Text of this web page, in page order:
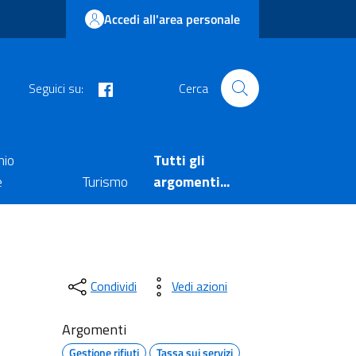
Accedi all'area personale
Seguici su: Cerca
Turismo
Tutti gli
argomenti...
Condividi Vedi azioni
Argomenti
Gestione rifiuti Tassa sui servizi